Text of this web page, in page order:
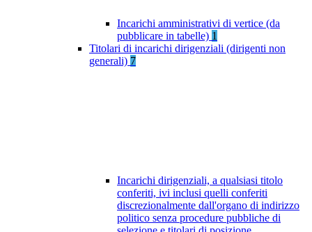
Incarichi amministrativi di vertice (da
pubblicare in tabelle) 1
Titolari di incarichi dirigenziali (dirigenti non
generali) 7
Incarichi dirigenziali, a qualsiasi titolo
conferiti, ivi inclusi quelli conferiti
discrezionalmente dall'organo di indirizzo
politico senza procedure pubbliche di